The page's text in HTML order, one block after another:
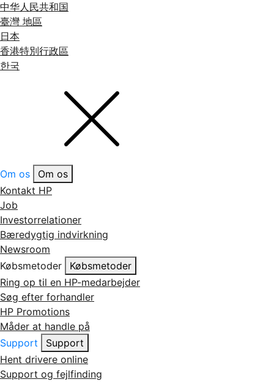
中华人民共和国
臺灣 地區
日本
香港特別行政區
한국
Om os
Om os
Kontakt HP
Job
Investorrelationer
Bæredygtig indvirkning
Newsroom
Købsmetoder
Købsmetoder
Ring op til en HP-medarbejder
Søg efter forhandler
HP Promotions
Måder at handle på
Support
Support
Hent drivere online
Support og fejlfinding